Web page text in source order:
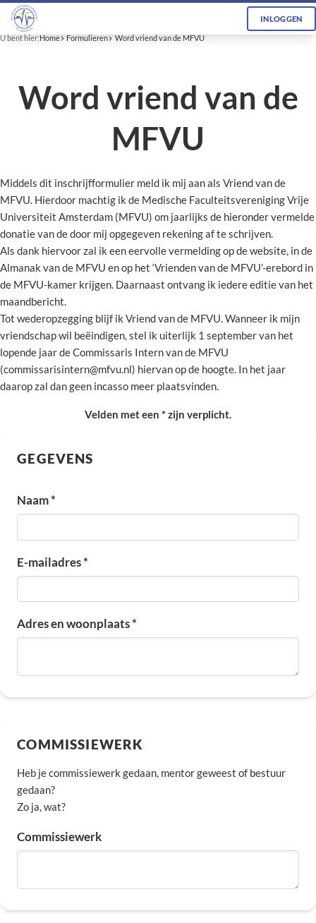
INLOGGEN
U bent hier:Home Formulieren Word vriend van de MFVU
Word vriend van de
MFVU
Middels dit inschrijfformulier meld ik mij aan als Vriend van de
MFVU. Hierdoor machtig ik de Medische Faculteitsvereniging Vrije
Universiteit Amsterdam (MFVU) om jaarlijks de hieronder vermelde
donatie van de door mij opgegeven rekening af te schrijven.
Als dank hiervoor zal ik een eervolle vermelding op de website, in de
Almanak van de MFVU en op het ‘Vrienden van de MFVU’-erebord in
de MFVU-kamer krijgen. Daarnaast ontvang ik iedere editie van het
maandbericht.
Tot wederopzegging blijf ik Vriend van de MFVU. Wanneer ik mijn
vriendschap wil beëindigen, stel ik uiterlijk 1 september van het
lopende jaar de Commissaris Intern van de MFVU
(commissarisintern@mfvu.nl) hiervan op de hoogte. In het jaar
daarop zal dan geen incasso meer plaatsvinden.
Velden met een * zijn verplicht.
GEGEVENS
Naam *
E-mailadres *
Adres en woonplaats *
COMMISSIEWERK
Heb je commissiewerk gedaan, mentor geweest of bestuur
gedaan?
Zo ja, wat?
Commissiewerk